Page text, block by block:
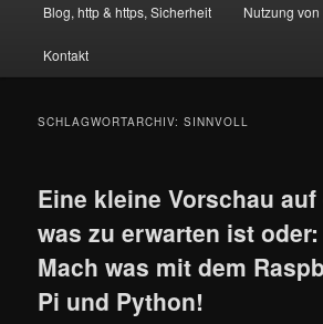
Blog, http & https, Sicherheit Nutzung
Kontakt
SCHLAGWORTARCHIV:SINNVOLL
Eine kleine Vorschau auf
was zu erwarten ist oder:
Mach was mit dem
Pi und Python!